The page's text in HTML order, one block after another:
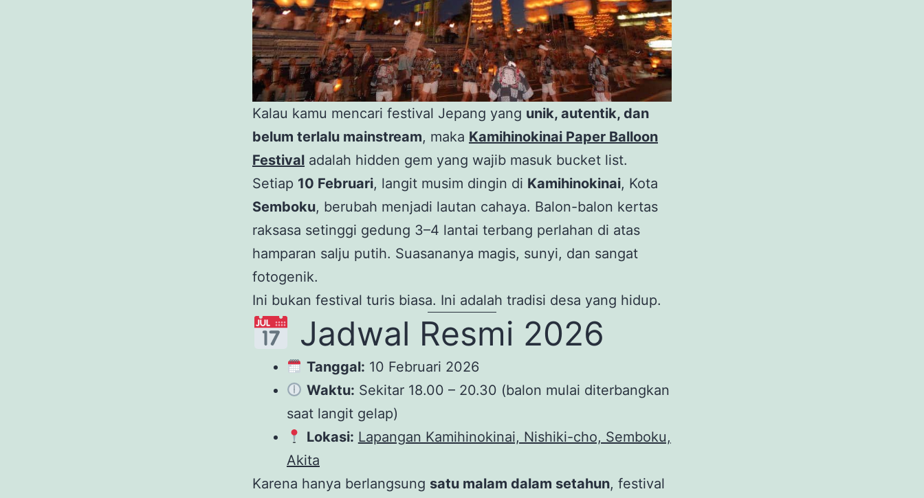
Kalau kamu mencari festival Jepang yang unik, autentik, dan
belum terlalu mainstream, maka Kamihinokinai Paper Balloon
Festival adalah hidden gem yang wajib masuk bucket list.
Setiap 10 Februari, langit musim dingin di Kamihinokinai, Kota
Semboku, berubah menjadi lautan cahaya. Balon-balon kertas
raksasa setinggi gedung 3–4 lantai terbang perlahan di atas
hamparan salju putih. Suasananya magis, sunyi, dan sangat
fotogenik.
Ini bukan festival turis biasa. Ini adalah tradisi desa yang hidup.
Jadwal Resmi 2026
Tanggal: 10 Februari 2026
Waktu: Sekitar 18.00 – 20.30 (balon mulai diterbangkan
saat langit gelap)
Lokasi: Lapangan Kamihinokinai, Nishiki-cho, Semboku,
Akita
Karena hanya berlangsung satu malam dalam setahun, festival